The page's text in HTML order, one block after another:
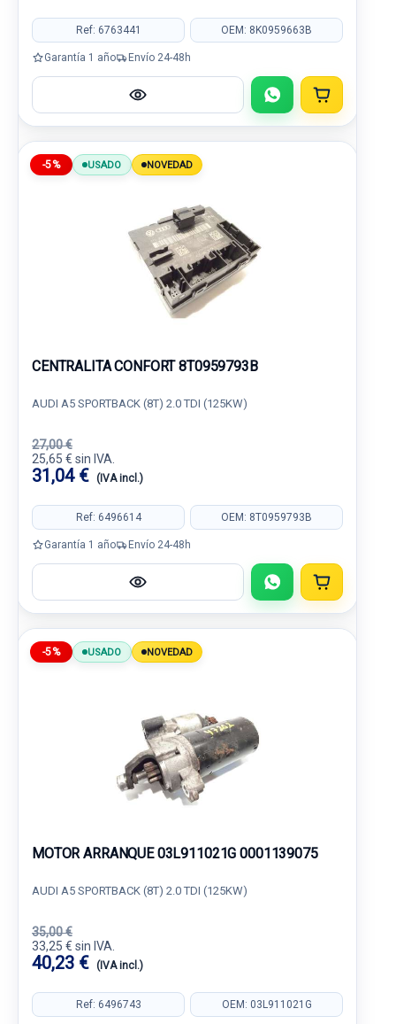
Ref: 6763441 OEM: 8K0959663B
Garantía 1 año Envío 24-48h
-5% USADO NOVEDAD
CENTRALITA CONFORT 8T0959793B
AUDI A5 SPORTBACK (8T) 2.0 TDI (125KW)
27,00 €
25,65 € sin IVA.
31,04 € (IVA incl.)
Ref: 6496614 OEM: 8T0959793B
Garantía 1 año Envío 24-48h
-5% USADO NOVEDAD
MOTOR ARRANQUE 03L911021G 0001139075
AUDI A5 SPORTBACK (8T) 2.0 TDI (125KW)
35,00 €
33,25 € sin IVA.
40,23 € (IVA incl.)
Ref: 6496743 OEM: 03L911021G